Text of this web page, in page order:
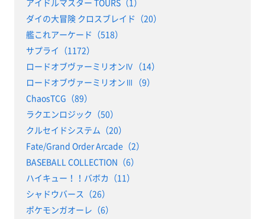
アイドルマスター TOURS（1）
ダイの大冒険 クロスブレイド（20）
艦これアーケード（518）
サプライ（1172）
ロードオブヴァーミリオンⅣ（14）
ロードオブヴァーミリオンⅢ（9）
ChaosTCG（89）
ラクエンロジック（50）
クルセイドシステム（20）
Fate/Grand Order Arcade（2）
BASEBALL COLLECTION（6）
ハイキュー！！バボカ（11）
シャドウバース（26）
ポケモンガオーレ（6）